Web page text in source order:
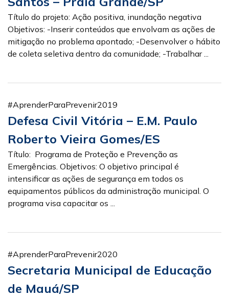
Título do projeto: Ação positiva, inundação negativa
Objetivos: -Inserir conteúdos que envolvam as ações de
mitigação no problema apontado; -Desenvolver o hábito
de coleta seletiva dentro da comunidade; -Trabalhar ...
#AprenderParaPrevenir2019
Defesa Civil Vitória – E.M. Paulo
Roberto Vieira Gomes/ES
Título: Programa de Proteção e Prevenção as
Emergências. Objetivos: O objetivo principal é
intensificar as ações de segurança em todos os
equipamentos públicos da administração municipal. O
programa visa capacitar os ...
#AprenderParaPrevenir2020
Secretaria Municipal de Educação
de Mauá/SP